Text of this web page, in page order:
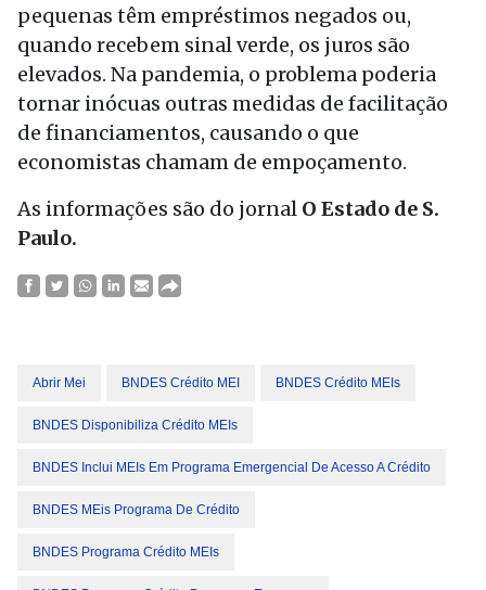
pequenas têm empréstimos negados ou,
quando recebem sinal verde, os juros são
elevados. Na pandemia, o problema poderia
tornar inócuas outras medidas de facilitação
de financiamentos, causando o que
economistas chamam de empoçamento.
As informações são do jornal O Estado de S.
Paulo.
Abrir Mei BNDES Crédito MEI BNDES Crédito MEIs
BNDES Disponibiliza Crédito MEIs
BNDES Inclui MEIs Em Programa Emergencial De Acesso A Crédito
BNDES MEis Programa De Crédito
BNDES Programa Crédito MEIs